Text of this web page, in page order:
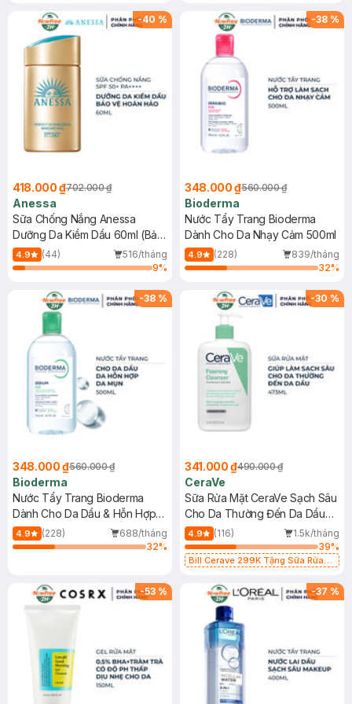
SPF 50+ 20ml (SL Có Hạn)
(SL có hạn)
-40 %
418.000 ₫702.000 ₫
Anessa
Sữa Chống Nắng Anessa
Dưỡng Da Kiềm Dầu 60ml (Bản
Mới)
4.9 (44)
516/tháng
9%
-38 %
348.000 ₫560.000 ₫
Bioderma
Nước Tẩy Trang Bioderma
Dành Cho Da Nhạy Cảm 500ml
4.9 (228)
839/tháng
32%
-38 %
348.000 ₫560.000 ₫
Bioderma
Nước Tẩy Trang Bioderma
Dành Cho Da Dầu & Hỗn Hợp
500ml
4.9 (228)
688/tháng
32%
-30 %
341.000 ₫490.000 ₫
CeraVe
Sữa Rửa Mặt CeraVe Sạch Sâu
Cho Da Thường Đến Da Dầu
473ml
4.9 (116)
1.5k/tháng
39%
Bill Cerave 299K Tặng Sữa Rửa
-53 % -37 %